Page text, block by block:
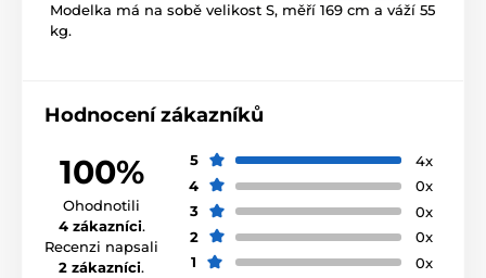
Modelka má na sobě velikost S, měří 169 cm a váží 55
kg.
Hodnocení zákazníků
100%
Ohodnotili
4 zákazníci.
Recenzi napsali
2 zákazníci.
5
4x
4
0x
3
0x
2
0x
1
0x